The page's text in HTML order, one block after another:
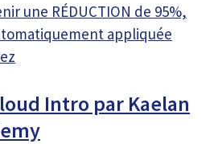
une RÉDUCTION de 95%,
appliquée
Intro par Kaelan